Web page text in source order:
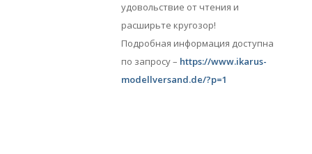
удовольствие от чтения и
расширьте кругозор!
Подробная информация доступна
по запросу – https://www.ikarus-
modellversand.de/?p=1